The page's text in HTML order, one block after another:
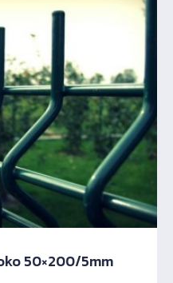
50×200/5mm